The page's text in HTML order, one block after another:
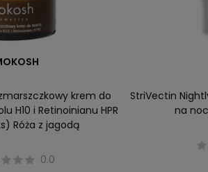
krem do
H10 i Retinoinianu HPR
Róża z jagodą
0.0
StriVectin
na